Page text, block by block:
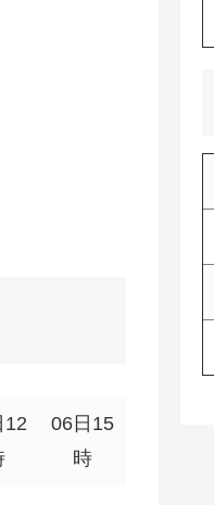
12
06日15
時